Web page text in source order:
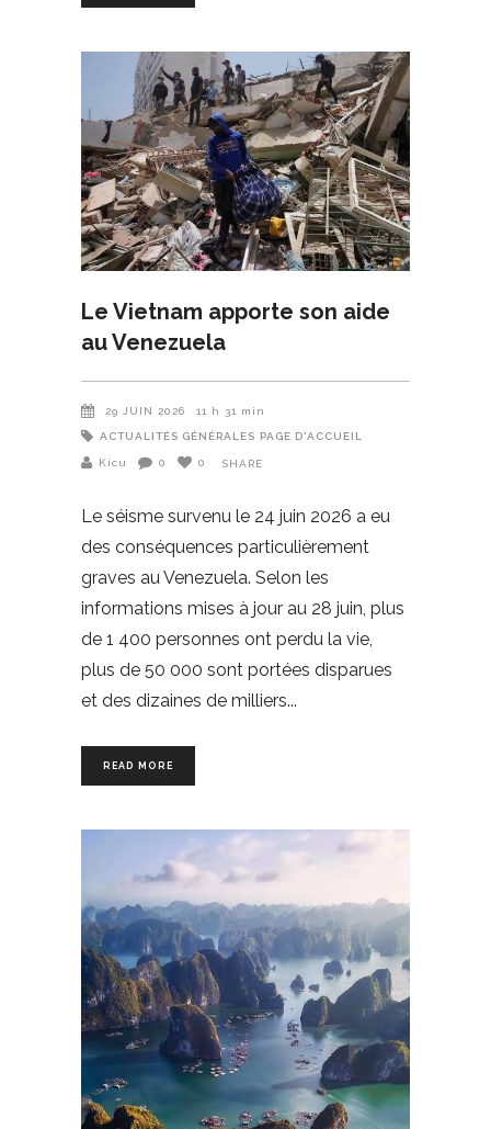
Le Vietnam apporte son aide
au Venezuela
29 JUIN 2026 11 h 31 min
ACTUALITÉS GÉNÉRALES PAGE D'ACCUEIL
Kicu 0 0 SHARE
Le séisme survenu le 24 juin 2026 a eu
des conséquences particulièrement
graves au Venezuela. Selon les
informations mises à jour au 28 juin, plus
de 1 400 personnes ont perdu la vie,
plus de 50 000 sont portées disparues
et des dizaines de milliers
READ MORE